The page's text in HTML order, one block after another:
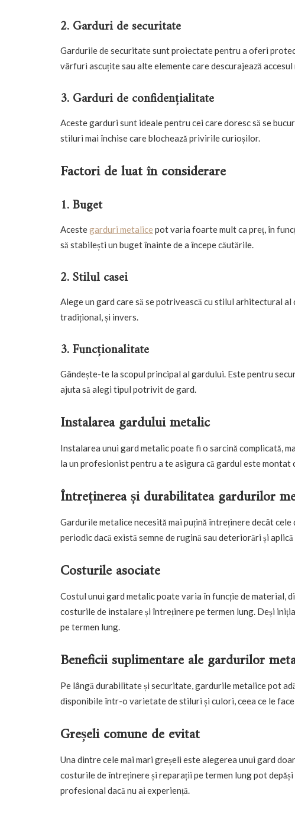
2. Garduri de securitate
Gardurile de securitate sunt proiectate pentru a oferi
vârfuri ascuțite sau alte elemente care descurajează
3. Garduri de confidențialitate
Aceste garduri sunt ideale pentru cei care doresc să se
stiluri mai închise care blochează privirile curioșilor.
Factori de luat în considerare
1. Buget
Acestegarduri metalice pot varia foarte mult ca preț, în
să stabilești un buget înainte de a începe căutările.
2. Stilul casei
Alege un gard care să se potrivească cu stilul arhitectural
tradițional, și invers.
3. Funcționalitate
Gândește-te la scopul principal al gardului. Este pentru
ajuta să alegi tipul potrivit de gard.
Instalarea gardului metalic
Instalarea unui gard metalic poate fi o sarcină complicată,
la un profesionist pentru a te asigura că gardul este montat
Întreținerea și durabilitatea gardurilor
Gardurile metalice necesită mai puțină întreținere decât
periodic dacă există semne de rugină sau deteriorări și
Costurile asociate
Costul unui gard metalic poate varia în funcție de material,
costurile de instalare și întreținere pe termen lung. Deși
pe termen lung.
Beneficii suplimentare ale gardurilor
Pe lângă durabilitate și securitate, gardurile metalice pot
disponibile într-o varietate de stiluri și culori, ceea ce le
Greșeli comune de evitat
Una dintre cele mai mari greșeli este alegerea unui gard
costurile de întreținere și reparații pe termen lung pot
profesional dacă nu ai experiență.